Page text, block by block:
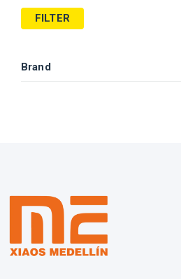
FILTER
Brand